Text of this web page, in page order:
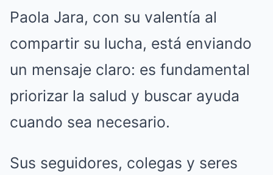
Paola Jara, con su valentía al
compartir su lucha, está enviando
un mensaje claro: es fundamental
priorizar la salud y buscar ayuda
cuando sea necesario.
Sus seguidores, colegas y seres